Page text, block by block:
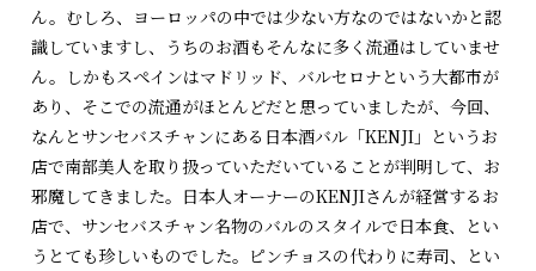
ん。むしろ、ヨーロッパの中では少ない方なのではないかと認
識していますし、うちのお酒もそんなに多く流通はしていませ
ん。しかもスペインはマドリッド、バルセロナという大都市が
あり、そこでの流通がほとんどだと思っていましたが、今回、
なんとサンセバスチャンにある日本酒バル「KENJI」というお
店で南部美人を取り扱っていただいていることが判明して、お
邪魔してきました。日本人オーナーのKENJIさんが経営するお
店で、サンセバスチャン名物のバルのスタイルで日本食、とい
うとても珍しいものでした。ピンチョスの代わりに寿司、とい